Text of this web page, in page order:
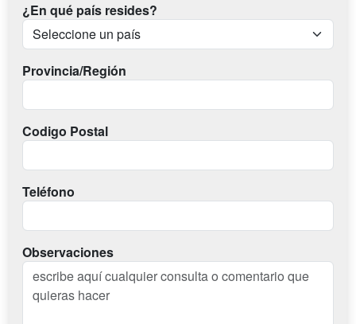
¿En qué país resides?
Provincia/Región
Codigo Postal
Teléfono
Observaciones